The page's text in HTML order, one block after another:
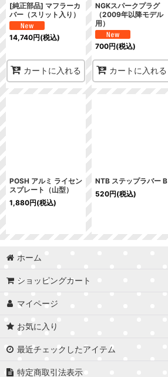
[純正部品] マフラーカ
バー（スリット入り）
14,740円(税込)
カートに入れる
NGKスパークプラグ
（2009年以降モデル
用）
700円(税込)
カートに入れる
POSH アルミ ライセン
スプレート（山型）
1,880円(税込)
NTB ステップラバー B
520円(税込)
ホーム
ショッピングカート
マイページ
お気に入り
最近チェックしたアイテム
特定商取引法表示